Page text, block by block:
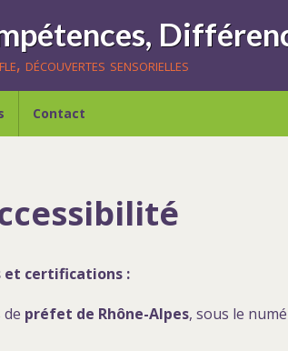
découvertes sensorielles
Contact
et certifications :
préfet de Rhône-Alpes, sous le